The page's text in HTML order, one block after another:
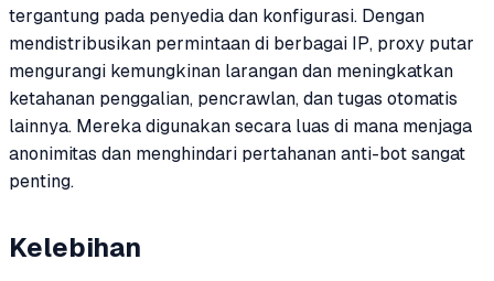
tergantung pada penyedia dan konfigurasi. Dengan
mendistribusikan permintaan di berbagai IP, proxy putar
mengurangi kemungkinan larangan dan meningkatkan
ketahanan penggalian, pencrawlan, dan tugas otomatis
lainnya. Mereka digunakan secara luas di mana menjaga
anonimitas dan menghindari pertahanan anti-bot sangat
penting.
Kelebihan